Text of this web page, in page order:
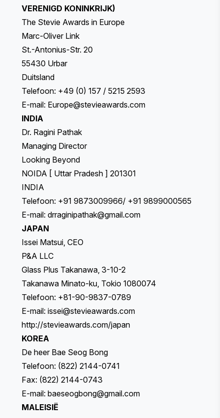
VERENIGD KONINKRIJK)
The Stevie Awards in Europe
Marc-Oliver Link
St.-Antonius-Str. 20
55430 Urbar
Duitsland
Telefoon: +49 (0) 157 / 5215 2593
E-mail: Europe@stevieawards.com
INDIA
Dr. Ragini Pathak
Managing Director
Looking Beyond
NOIDA [ Uttar Pradesh ] 201301
INDIA
Telefoon: +91 9873009966/ +91 9899000565
E-mail: drraginipathak@gmail.com
JAPAN
Issei Matsui, CEO
P&A LLC
Glass Plus Takanawa, 3-10-2
Takanawa Minato-ku, Tokio 1080074
Telefoon: +81-90-9837-0789
E-mail: issei@stevieawards.com
http://stevieawards.com/japan
KOREA
De heer Bae Seog Bong
Telefoon: (822) 2144-0741
Fax: (822) 2144-0743
E-mail: baeseogbong@gmail.com
MALEISIË